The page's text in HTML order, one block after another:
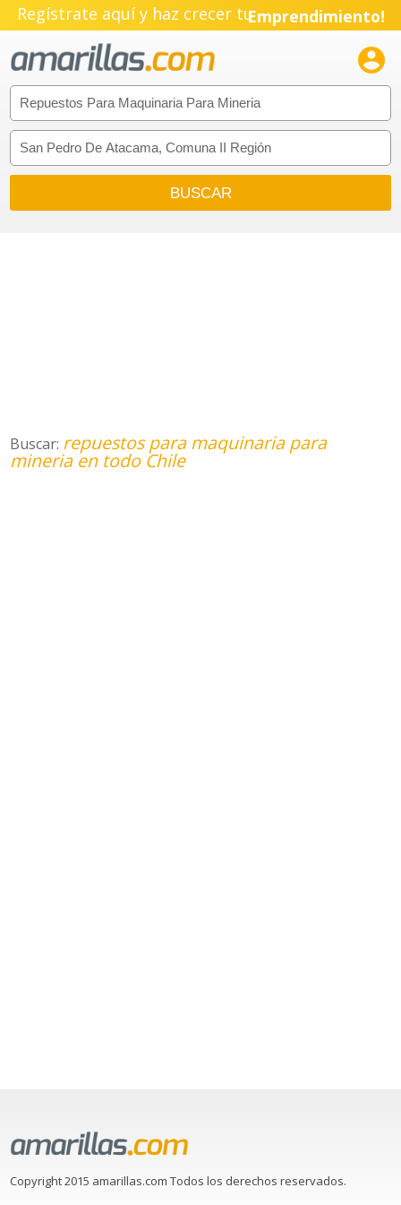
Regístrate aquí y haz crecer tuEmprendimiento!

Buscar: repuestos para maquinaria para
mineria en todo Chile
Copyright 2015 amarillas.com Todos los derechos reservados.